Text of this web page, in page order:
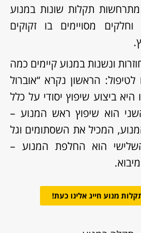
תקלות שונות במנוע
מסויימים בו זקוקים
ונשנות במנוע קיימים כמה
הראשון נקרא “אוברול
ביצוע שיפוץ יסודי על כלל
הוא שיפוץ ראש המנוע –
המכיל את השסתומים וגל
השלישי הוא החלפת המנוע –
מנוע חייג אלינו כעת!